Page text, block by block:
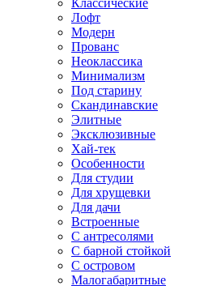
Классические
Лофт
Модерн
Прованс
Неоклассика
Минимализм
Под старину
Скандинавские
Элитные
Эксклюзивные
Хай-тек
Особенности
Для студии
Для хрущевки
Для дачи
Встроенные
С антресолями
С барной стойкой
С островом
Малогабаритные